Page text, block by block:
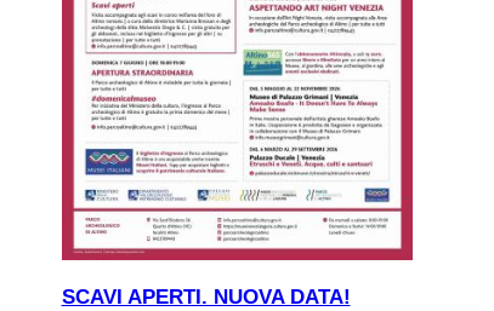
SCAVI APERTI. NUOVA DATA!